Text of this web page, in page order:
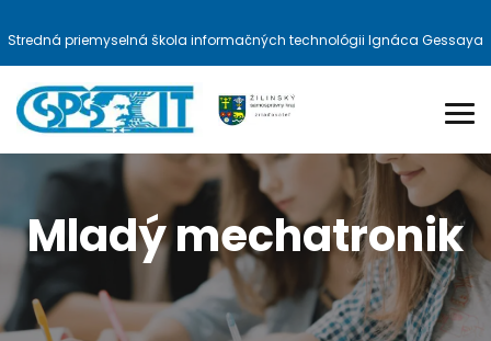
Stredná priemyselná škola informačných technológii Ignáca Gessaya
Mladý mechatronik